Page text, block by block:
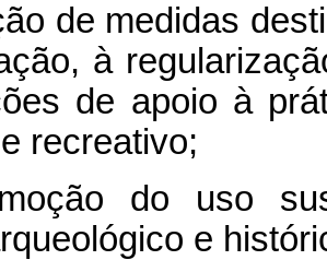
de medidas
à
de apoio à
recreativo;
do uso
e